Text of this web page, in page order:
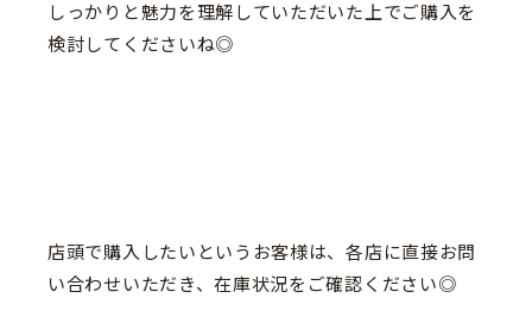
しっかりと魅力を理解していただいた上でご購入を
検討してくださいね◎
店頭で購入したいというお客様は、各店に直接お問
い合わせいただき、在庫状況をご確認ください◎